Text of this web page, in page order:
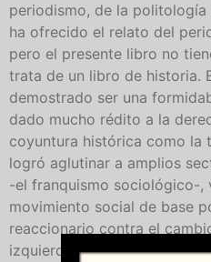
periodismo, de la
ha ofrecido el relato del
pero el presente libro no
trata de un libro de historia.
demostrado ser una
dado mucho rédito a la
coyuntura histórica como la
logró aglutinar a amplios
-el franquismo sociológico-,
movimiento social de base
reaccionario contra el
izquierda que había ganado